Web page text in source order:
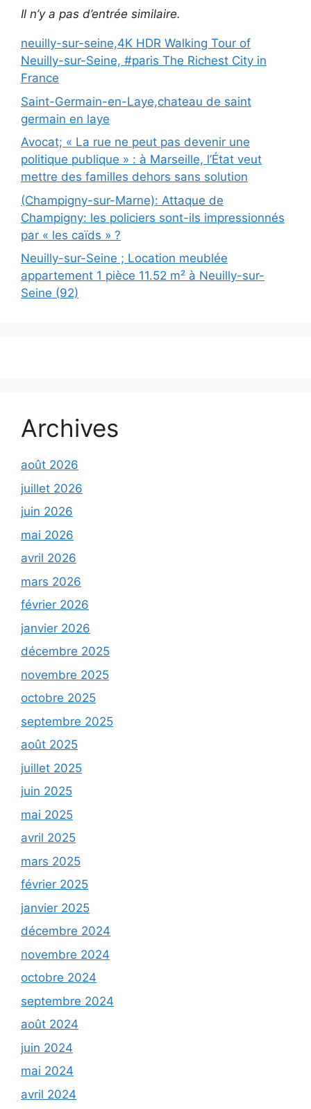
Il n’y a pas d’entrée similaire.
neuilly-sur-seine,4K HDR Walking Tour of
Neuilly-sur-Seine, #paris The Richest City in
France
Saint-Germain-en-Laye,chateau de saint
germain en laye
Avocat; « La rue ne peut pas devenir une
politique publique » : à Marseille, l’État veut
mettre des familles dehors sans solution
(Champigny-sur-Marne): Attaque de
Champigny: les policiers sont-ils impressionnés
par « les caïds » ?
Neuilly-sur-Seine ; Location meublée
appartement 1 pièce 11.52 m² à Neuilly-sur-
Seine (92)
Archives
août 2026
juillet 2026
juin 2026
mai 2026
avril 2026
mars 2026
février 2026
janvier 2026
décembre 2025
novembre 2025
octobre 2025
septembre 2025
août 2025
juillet 2025
juin 2025
mai 2025
avril 2025
mars 2025
février 2025
janvier 2025
décembre 2024
novembre 2024
octobre 2024
septembre 2024
août 2024
juin 2024
mai 2024
avril 2024